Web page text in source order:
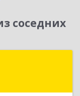
соседних